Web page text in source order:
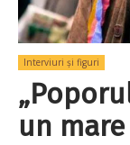
Interviuri și figuri
un